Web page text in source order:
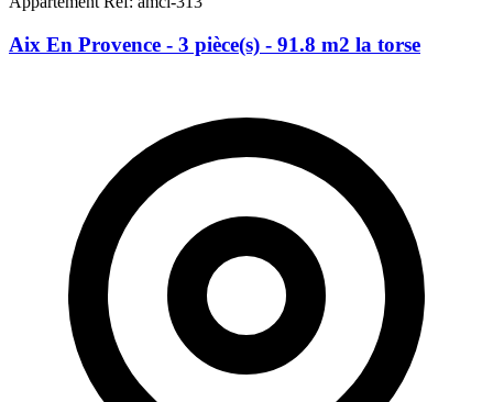
Aix En Provence - 3 pièce(s) - 91.8 m2 la torse